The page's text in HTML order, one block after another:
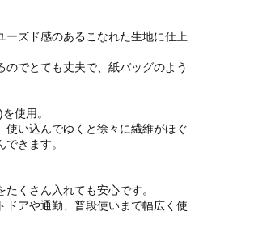
ズド感のあるこなれた生地に仕上
でとても丈夫で、紙バッグのよう
使用。
い込んでゆくと徐々に繊維がほぐ
きます。
くさん入れても安心です。
ドアや通勤、普段使いまで幅広く使